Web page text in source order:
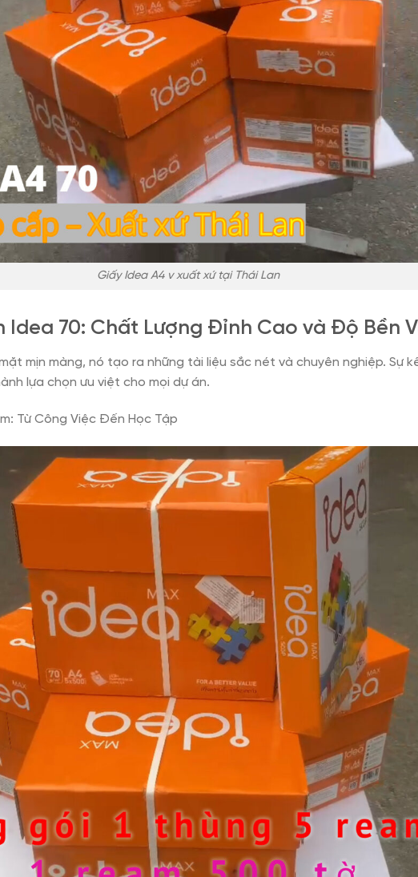
Giấy Idea A4 v xuất xứ tại Thái Lan
Idea 70: Chất Lượng Đỉnh Cao và Độ Bền
mịn màng, nó tạo ra những tài liệu sắc nét và chuyên nghiệp. Sự
lựa chọn ưu việt cho mọi dự án.
Từ Công Việc Đến Học Tập